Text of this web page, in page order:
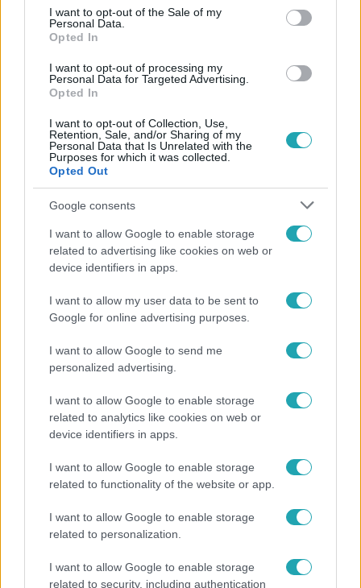
consent section.
I want to opt-out of the Sale of my
Personal Data.
Opted In
I want to opt-out of processing my
Personal Data for Targeted Advertising.
Opted In
I want to opt-out of Collection, Use,
Retention, Sale, and/or Sharing of my
Personal Data that Is Unrelated with the
Purposes for which it was collected.
Opted Out
Google consents
I want to allow Google to enable storage
related to advertising like cookies on web or
device identifiers in apps.
I want to allow my user data to be sent to
Google for online advertising purposes.
I want to allow Google to send me
personalized advertising.
I want to allow Google to enable storage
related to analytics like cookies on web or
device identifiers in apps.
I want to allow Google to enable storage
related to functionality of the website or app.
I want to allow Google to enable storage
related to personalization.
I want to allow Google to enable storage
related to security, including authentication
Népszerű
Hosszú Katinka a dokumentumfilmjében Shane
Tusupról: A medencében minden működött
Rubint Réka: A mai napig nem jött vissza a 100%-